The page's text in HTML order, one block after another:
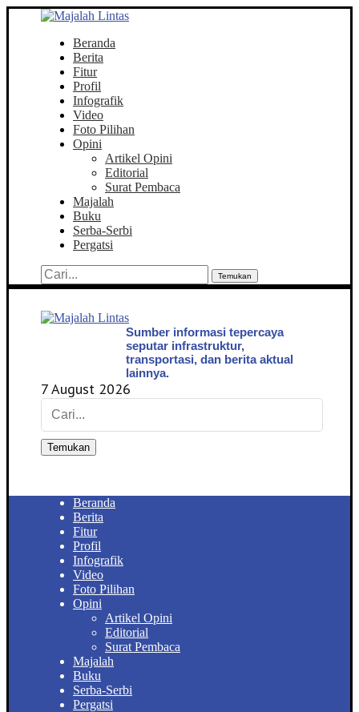
Beranda
Berita
Fitur
Profil
Infografik
Video
Foto Pilihan
Opini
Artikel Opini
Editorial
Surat Pembaca
Majalah
Buku
Serba-Serbi
Pergatsi
Temukan
Sumber informasi tepercaya
seputar infrastruktur,
transportasi, dan berita aktual
lainnya.
7 August 2026
Temukan
Beranda
Berita
Fitur
Profil
Infografik
Video
Foto Pilihan
Opini
Artikel Opini
Editorial
Surat Pembaca
Majalah
Buku
Serba-Serbi
Pergatsi